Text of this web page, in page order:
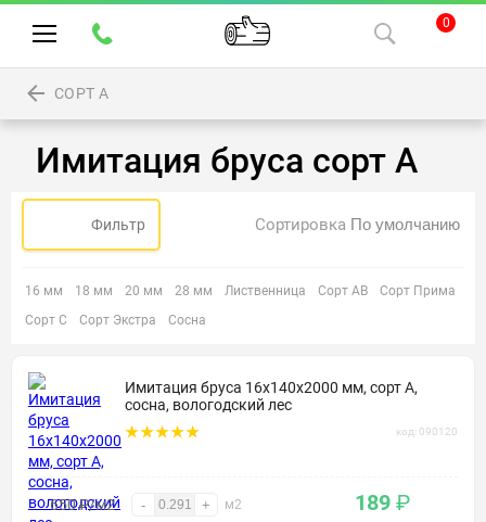
0
СОРТ А
Имитация бруса сорт А
Фильтр Сортировка
16 мм 18 мм 20 мм 28 мм Лиственница Сорт АВ
Сорт Прима
Сорт С
Сорт Экстра Сосна
Имитация бруса 16х140х2000 мм, сорт А,
сосна, вологодский лес
код: 090120
650 ₽/м2 - + м2 189 ₽